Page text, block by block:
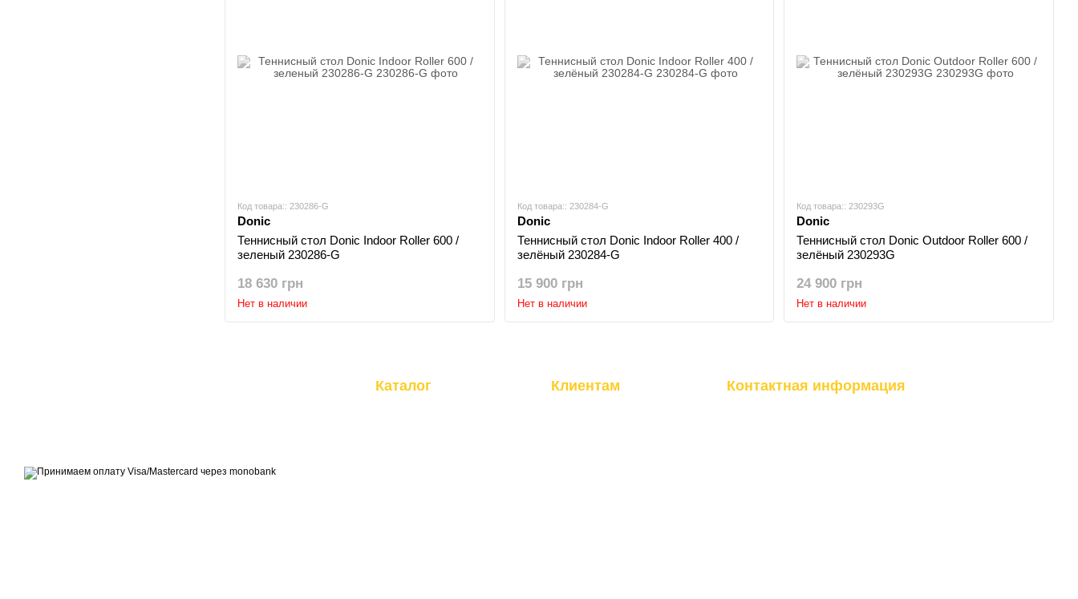
Код товара:: 230286-G
Donic
Теннисный стол Donic Indoor Roller 600 /
зеленый 230286-G
18 630 грн
Нет в наличии
Код товара:: 230284-G
Donic
Теннисный стол Donic Indoor Roller 400 /
зелёный 230284-G
15 900 грн
Нет в наличии
Код товара:: 230293G
Donic
Теннисный стол Donic Outdoor Roller 600 /
зелёный 230293G
24 900 грн
Нет в наличии
Каталог Клиентам Контактная информация